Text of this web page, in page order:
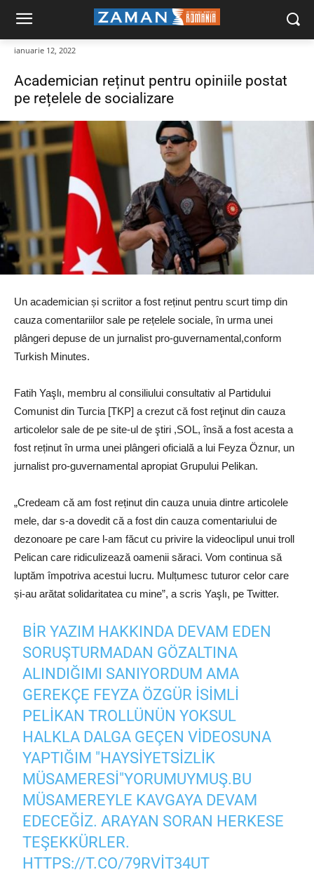
ianuarie 12, 2022
Academician reținut pentru opiniile postat
pe rețelele de socializare
Un academician și scriitor a fost reținut pentru scurt timp din
cauza comentariilor sale pe rețelele sociale, în urma unei
plângeri depuse de un jurnalist pro-guvernamental,conform
Turkish Minutes.
Fatih Yaşlı, membru al consiliului consultativ al Partidului
Comunist din Turcia [TKP] a crezut că fost reţinut din cauza
articolelor sale de pe site-ul de ştiri ,SOL, însă a fost acesta a
fost reținut în urma unei plângeri oficială a lui Feyza Öznur, un
jurnalist pro-guvernamental apropiat Grupului Pelikan.
„Credeam că am fost reținut din cauza unuia dintre articolele
mele, dar s-a dovedit că a fost din cauza comentariului de
dezonoare pe care l-am făcut cu privire la videoclipul unui troll
Pelican care ridiculizează oamenii săraci. Vom continua să
luptăm împotriva acestui lucru. Mulțumesc tuturor celor care
și-au arătat solidaritatea cu mine”, a scris Yaşlı, pe Twitter.
BIR YAZIM HAKKINDA DEVAM EDEN
SORUŞTURMADAN GÖZALTINA
ALINDIĞIMI SANIYORDUM AMA
GEREKÇE FEYZA ÖZGÜR ISIMLI
PELIKAN TROLLÜNÜN YOKSUL
HALKLA DALGA GEÇEN VIDEOSUNA
YAPTIĞIM "HAYSIYETSIZLIK
MÜSAMERESI"YORUMUYMUŞ.BU
MÜSAMEREYLE KAVGAYA DEVAM
EDECEĞIZ. ARAYAN SORAN HERKESE
TEŞEKKÜRLER.
HTTPS://T.CO/79RVIT34UT